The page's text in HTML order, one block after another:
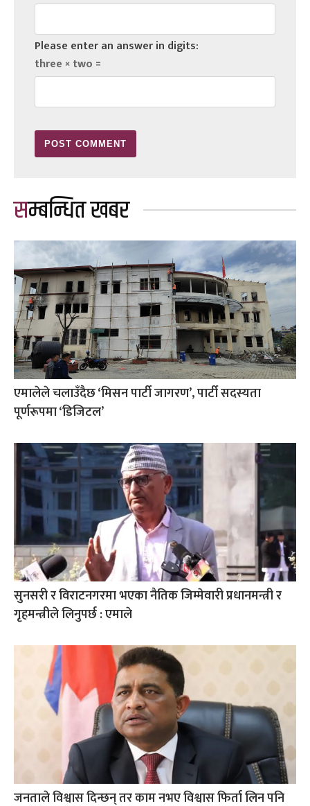
Please enter an answer in digits:
three × two =
सम्बन्धित खबर
एमालेले चलाउँदैछ ‘मिसन पार्टी जागरण’, पार्टी सदस्यता
पूर्णरूपमा ‘डिजिटल’
सुनसरी र विराटनगरमा भएका नैतिक जिम्मेवारी प्रधानमन्त्री र
गृहमन्त्रीले लिनुपर्छ : एमाले
जनताले विश्वास दिन्छन् तर काम नभए विश्वास फिर्ता लिन पनि